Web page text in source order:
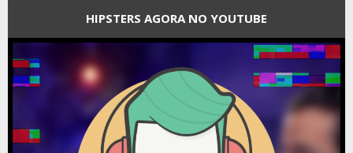
HIPSTERS AGORA NO YOUTUBE